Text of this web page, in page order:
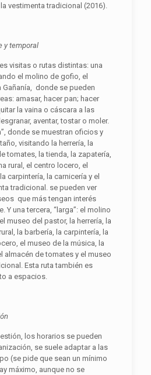
vestimenta tradicional (2016).
y temporal
visitas o rutas distintas: una
el molino de gofio, el
donde se pueden
amasar, hacer pan; hacer
la vaina o cáscara a las
aventar, tostar o moler.
donde se muestran oficios y
visitando la herrería, la
tomates, la tienda, la zapatería,
rural, el centro locero, el
carpintería, la carnicería y el
tradicional. se pueden ver
que más tengan interés
Y una tercera, “larga”: el molino
museo del pastor, la herrería, la
la barbería, la carpintería, la
el museo de la música, la
almacén de tomates y el museo
Esta ruta también es
a espacios.
los horarios se pueden
se suele adaptar a las
(se pide que sean un mínimo
máximo, aunque no se